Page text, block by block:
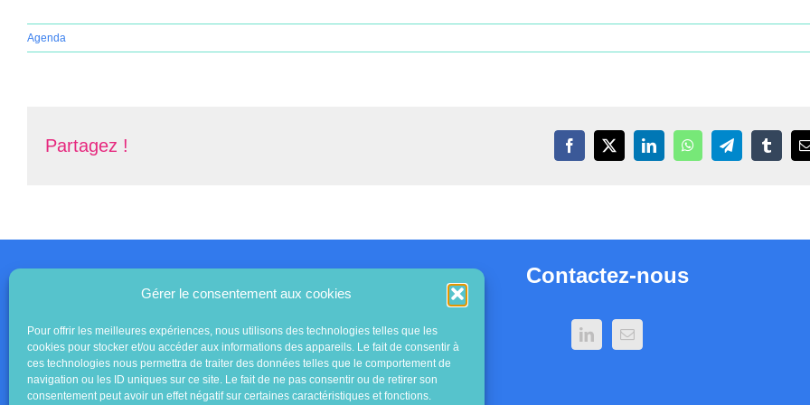
Gérer le consentement aux cookies
Pour offrir les meilleures expériences, nous utilisons des technologies telles que les
cookies pour stocker et/ou accéder aux informations des appareils. Le fait de consentir à
ces technologies nous permettra de traiter des données telles que le comportement de
navigation ou les ID uniques sur ce site. Le fait de ne pas consentir ou de retirer son
consentement peut avoir un effet négatif sur certaines caractéristiques et fonctions.
Agenda
Partagez ! Facebook
X LinkedInWhatsAppTelegramTumblr
Contactez-nous